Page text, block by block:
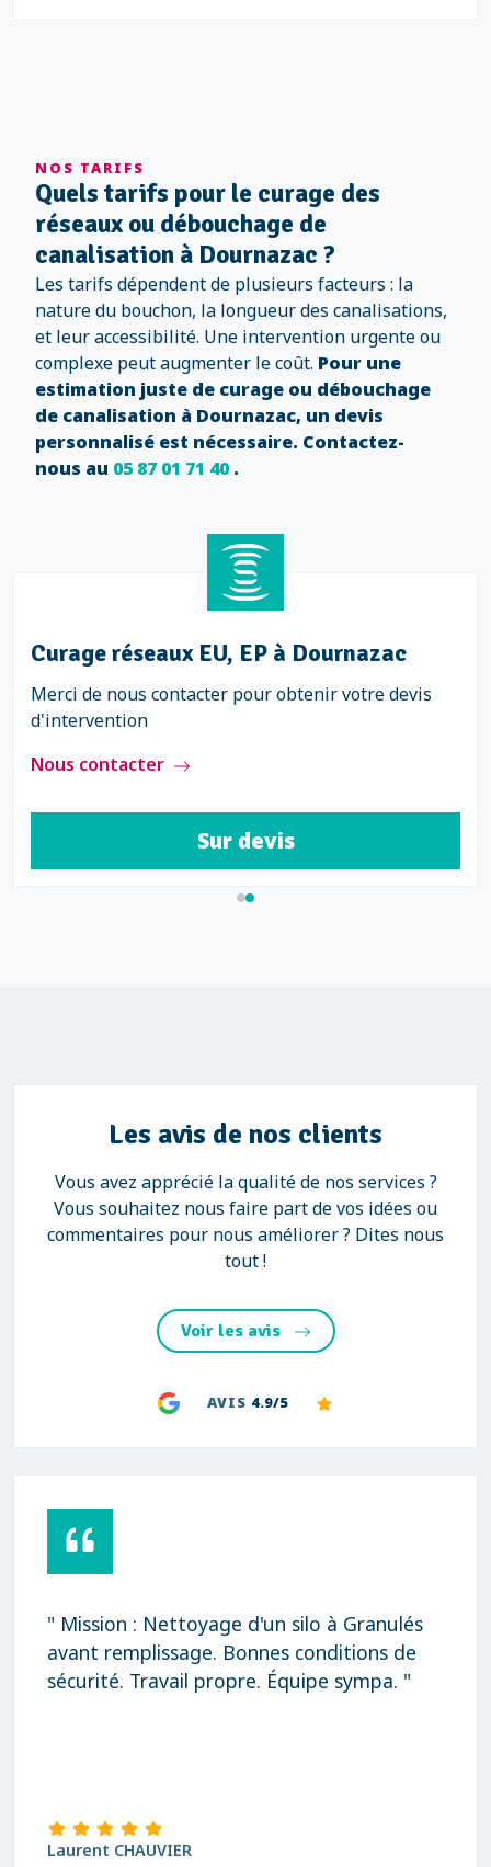
NOS TARIFS
Quels tarifs pour le curage des
réseaux ou débouchage de
canalisation à Dournazac ?
Les tarifs dépendent de plusieurs facteurs : la
nature du bouchon, la longueur des canalisations,
et leur accessibilité. Une intervention urgente ou
complexe peut augmenter le coût. Pour une
estimation juste de curage ou débouchage
de canalisation à Dournazac, un devis
personnalisé est nécessaire. Contactez-
nous au 05 87 01 71 40.
Curage réseaux EU, EP à Dournazac
Merci de nous contacter pour obtenir votre devis
d'intervention
Nous contacter
Sur devis
Les avis de nos clients
Vous avez apprécié la qualité de nos services ?
Vous souhaitez nous faire part de vos idées ou
commentaires pour nous améliorer ? Dites nous
tout !
Voir les avis
AVIS 4.9/5
" Mission : Nettoyage d'un silo à Granulés
avant remplissage. Bonnes conditions de
sécurité. Travail propre. Équipe sympa. "
Laurent CHAUVIER